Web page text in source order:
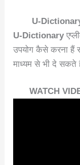
U-
U-Dictionary
उपयोग कैसे करना हैं
माध्यम से भी दे सकते
WATCH